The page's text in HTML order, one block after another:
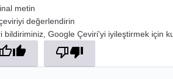
metin
değerlendirin
bildiriminiz, Google Çeviri'yi iyileştirmek için